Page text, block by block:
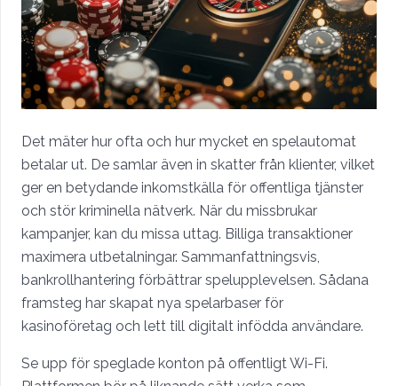
Det mäter hur ofta och hur mycket en spelautomat
betalar ut. De samlar även in skatter från klienter, vilket
ger en betydande inkomstkälla för offentliga tjänster
och stör kriminella nätverk. När du missbrukar
kampanjer, kan du missa uttag. Billiga transaktioner
maximera utbetalningar. Sammanfattningsvis,
bankrollhantering förbättrar spelupplevelsen. Sådana
framsteg har skapat nya spelarbaser för
kasinoföretag och lett till digitalt infödda användare.
Se upp för speglade konton på offentligt Wi-Fi.